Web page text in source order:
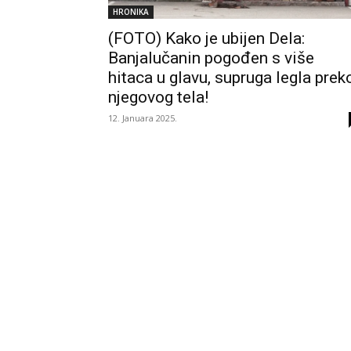
HRONIKA
(FOTO) Kako je ubijen Dela:
Banjalučanin pogođen s više
hitaca u glavu, supruga legla
njegovog tela!
12. Januara 2025.